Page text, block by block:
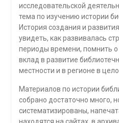
исследовательской
тема по изучению истории
История создания и
увидеть, как развивалась
периоды времени, помнить
вклад в развитие
местности и в регионе в
Материалов по истории
собрано достаточно много,
систематизированы,